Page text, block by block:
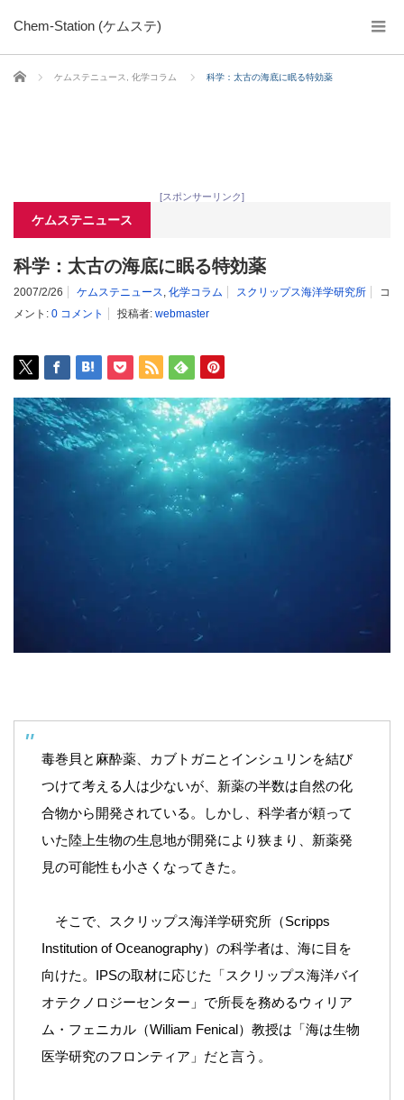
Chem-Station (ケムステ)
ホーム ケムステニュース 化学コラム 科学：太古の海底に眠る特効薬
[スポンサーリンク]
ケムステニュース
科学：太古の海底に眠る特効薬
2007/2/26 ケムステニュース, 化学コラム スクリップス海洋学研究所
コ
メント: 0 コメント 投稿者: webmaster
毒巻貝と麻酔薬、カブトガニとインシュリンを結び
つけて考える人は少ないが、新薬の半数は自然の化
合物から開発されている。しかし、科学者が頼って
いた陸上生物の生息地が開発により狭まり、新薬発
見の可能性も小さくなってきた。
そこで、スクリップス海洋学研究所（Scripps
Institution of Oceanography）の科学者は、海に目を
向けた。IPSの取材に応じた「スクリップス海洋バイ
オテクノロジーセンター」で所長を務めるウィリア
ム・フェニカル（William Fenical）教授は「海は生物
医学研究のフロンティア」だと言う。